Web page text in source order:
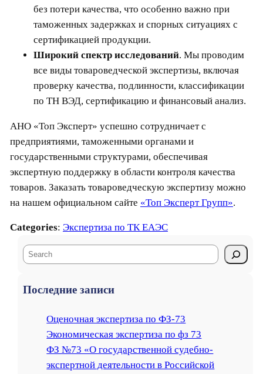
без потери качества, что особенно важно при
таможенных задержках и спорных ситуациях с
сертификацией продукции.
Широкий спектр исследований. Мы проводим
все виды товароведческой экспертизы, включая
проверку качества, подлинности, классификации
по ТН ВЭД, сертификацию и финансовый анализ.
АНО «Топ Эксперт» успешно сотрудничает с
предприятиями, таможенными органами и
государственными структурами, обеспечивая
экспертную поддержку в области контроля качества
товаров. Заказать товароведческую экспертизу можно
на нашем официальном сайте «Топ Эксперт Групп».
Categories: Экспертиза по ТК ЕАЭС
S
e
Последние записи
Оценочная экспертиза по ФЗ-73
Экономическая экспертиза по фз 73
ФЗ №73 «О государственной судебно-
экспертной деятельности в Российской